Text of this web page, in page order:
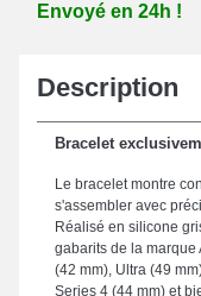
Envoyé en 24h !
Description
Bracelet
Le bracelet montre
s'assembler avec
Réalisé en silicone
gabarits de la marque
(42 mm), Ultra (49
Series 4 (44 mm) et